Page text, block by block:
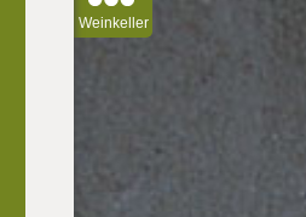
Weinkeller